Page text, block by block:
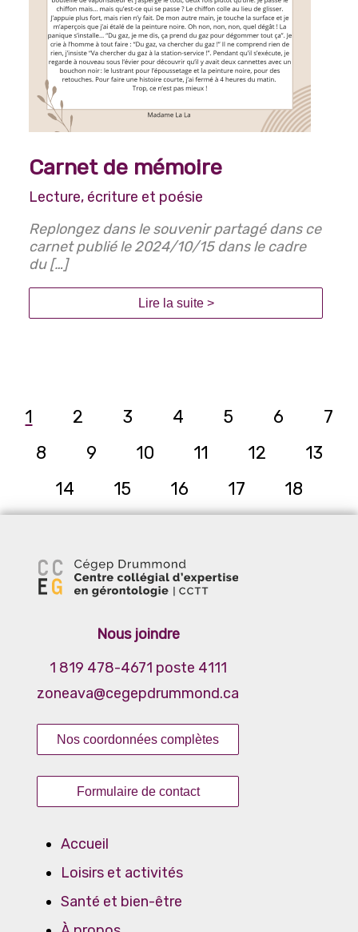
Carnet de mémoire
Lecture, écriture et poésie
Replongez dans le souvenir partagé dans ce
carnet publié le 2024/10/15 dans le cadre
du […]
Lire la suite >
1 2 3 4 5 6
7
8
9 10 11 12
13
14
15 16 17 18
Nous joindre
1 819 478-4671 poste 4111
zoneava@cegepdrummond.ca
Nos coordonnées complètes
Formulaire de contact
Accueil
Loisirs et activités
Santé et bien-être